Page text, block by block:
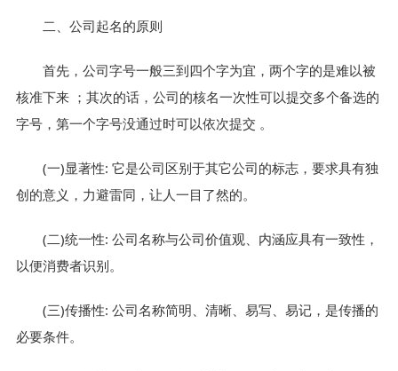
二、公司起名的原则
首先，公司字号一般三到四个字为宜，两个字的是难以被
核准下来 ；其次的话，公司的核名一次性可以提交多个备选的
字号，第一个字号没通过时可以依次提交 。
(一)显著性: 它是公司区别于其它公司的标志，要求具有独
创的意义，力避雷同，让人一目了然的。
(二)统一性: 公司名称与公司价值观、内涵应具有一致性，
以便消费者识别。
(三)传播性: 公司名称简明、清晰、易写、易记，是传播的
必要条件。